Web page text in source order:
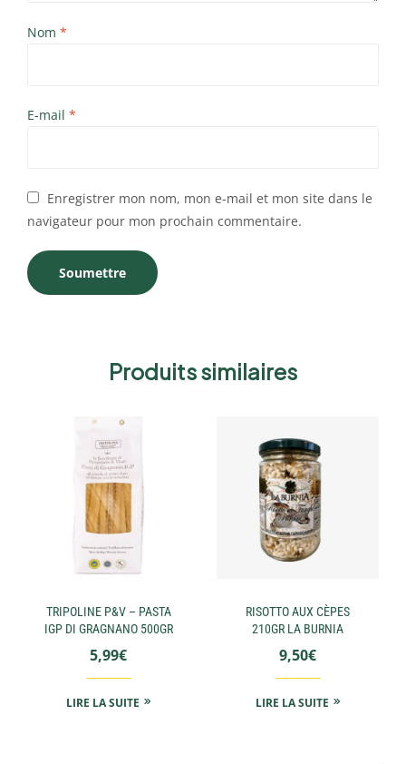
Nom *
E-mail *
Enregistrer mon nom, mon e-mail et mon site dans le
navigateur pour mon prochain commentaire.
Produits similaires
TRIPOLINE P&V – PASTA
IGP DI GRAGNANO 500GR
5,99€
LIRE LA SUITE
RISOTTO AUX CÈPES
210GR LA BURNIA
9,50€
LIRE LA SUITE